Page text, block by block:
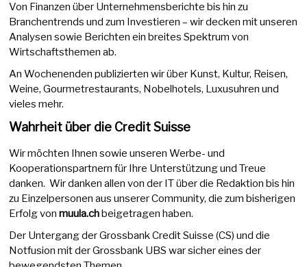
Von Finanzen über Unternehmensberichte bis hin zu
Branchentrends und zum Investieren – wir decken mit unseren
Analysen sowie Berichten ein breites Spektrum von
Wirtschaftsthemen ab.
An Wochenenden publizierten wir über Kunst, Kultur, Reisen,
Weine, Gourmetrestaurants, Nobelhotels, Luxusuhren und
vieles mehr.
Wahrheit über die Credit Suisse
Wir möchten Ihnen sowie unseren Werbe- und
Kooperationspartnern für Ihre Unterstützung und Treue
danken. Wir danken allen von der IT über die Redaktion bis hin
zu Einzelpersonen aus unserer Community, die zum bisherigen
Erfolg vonmuula.ch beigetragen haben.
Der Untergang der Grossbank Credit Suisse (CS) und die
Notfusion mit der Grossbank UBS war sicher eines der